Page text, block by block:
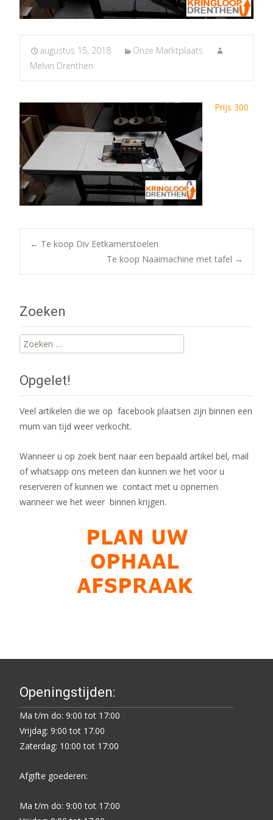
augustus 15, 2018
Onze Marktplaats
Melvin Drenthen
Prijs 300
Post
← Te koop Div Eetkamerstoelen
Te koop Naaimachine met tafel →
Zoeken
Zoeken
naar:
Opgelet!
Veel artikelen die we op facebook plaatsen zijn binnen een
mum van tijd weer verkocht.
Wanneer u op zoek bent naar een bepaald artikel bel, mail
of whatsapp ons meteen dan kunnen we het voor u
reserveren of kunnen we contact met u opnemen
wanneer we het weer binnen krijgen.
Openingstijden:
Ma t/m do: 9:00 tot 17:00
Vrijdag: 9:00 tot 17.00
Zaterdag: 10:00 tot 17:00
Afgifte goederen:
Ma t/m do: 9:00 tot 17:00